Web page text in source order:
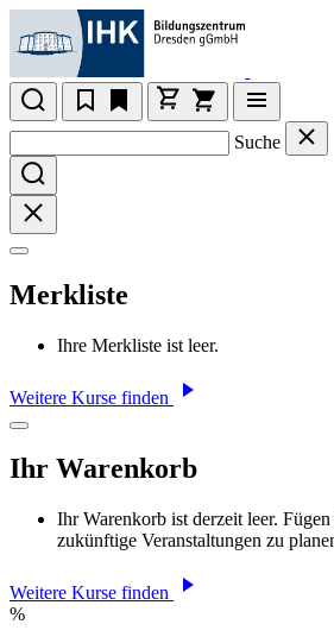
Suche
Merkliste
Ihre Merkliste ist leer.
Weitere Kurse finden
Ihr Warenkorb
Ihr Warenkorb ist derzeit leer.
zukünftige Veranstaltungen zu
Weitere Kurse finden
%